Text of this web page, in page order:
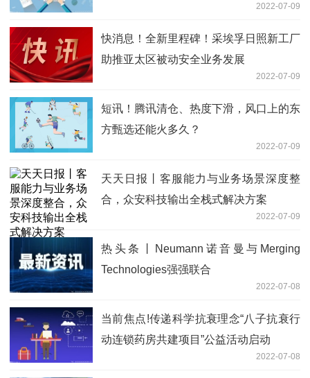
2022-07-09
快消息！全新里程碑！采埃孚日照新工厂
助推亚太区被动安全业务发展
2022-07-09
短讯！腾讯清仓、热度下滑，风口上的东
方甄选还能火多久？
2022-07-09
天天日报丨客服能力与业务场景深度整
合，众安科技输出全栈式解决方案
2022-07-09
热头条丨Neumann诺音曼与Merging
Technologies强强联合
2022-07-08
当前焦点!传递科学抗衰理念“八子抗衰行
动连锁药房共建项目”公益活动启动
2022-07-08